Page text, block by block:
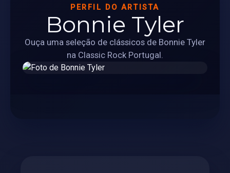
PERFIL DO ARTISTA
Bonnie Tyler
Ouça uma seleção de clássicos de Bonnie Tyler
na Classic Rock Portugal.